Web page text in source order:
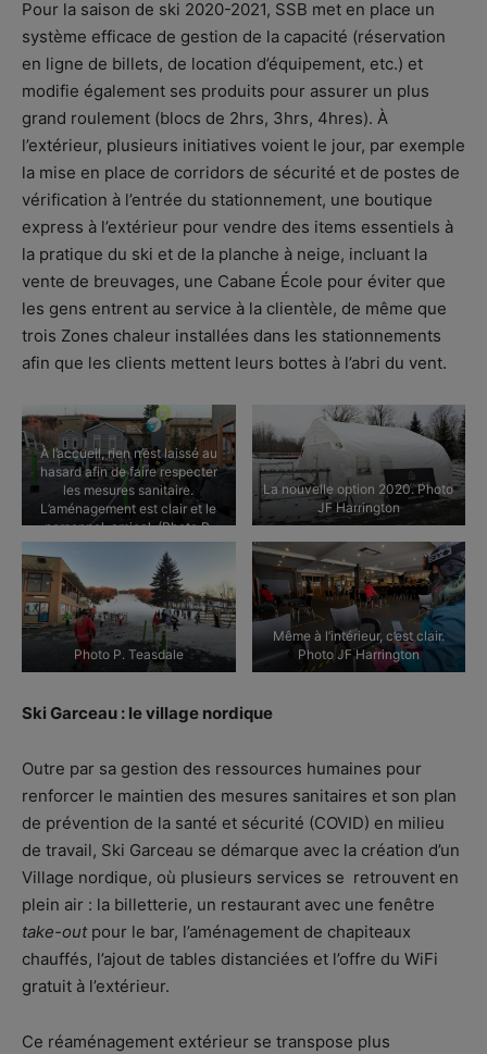
Pour la saison de ski 2020-2021, SSB met en place un
système efficace de gestion de la capacité (réservation
en ligne de billets, de location d’équipement, etc.) et
modifie également ses produits pour assurer un plus
grand roulement (blocs de 2hrs, 3hrs, 4hres). À
l’extérieur, plusieurs initiatives voient le jour, par exemple
la mise en place de corridors de sécurité et de postes de
vérification à l’entrée du stationnement, une boutique
express à l’extérieur pour vendre des items essentiels à
la pratique du ski et de la planche à neige, incluant la
vente de breuvages, une Cabane École pour éviter que
les gens entrent au service à la clientèle, de même que
trois Zones chaleur installées dans les stationnements
afin que les clients mettent leurs bottes à l’abri du vent.
À l’accueil, rien n’est laissé au
hasard afin de faire respecter
les mesures sanitaire.
L’aménagement est clair et le
personnel, amical. (Photo P.
Teasdale)
La nouvelle option 2020. Photo
JF Harrington
Photo P. Teasdale
Même à l’intérieur, c’est clair.
Photo JF Harrington
Ski Garceau : le village nordique
Outre par sa gestion des ressources humaines pour
renforcer le maintien des mesures sanitaires et son plan
de prévention de la santé et sécurité (COVID) en milieu
de travail, Ski Garceau se démarque avec la création d’un
Village nordique, où plusieurs services se retrouvent en
plein air : la billetterie, un restaurant avec une fenêtre
take-outpour le bar, l’aménagement de chapiteaux
chauffés, l’ajout de tables distanciées et l’offre du WiFi
gratuit à l’extérieur.
Ce réaménagement extérieur se transpose plus